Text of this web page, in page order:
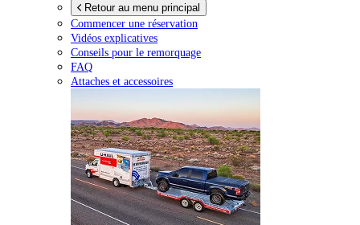
Retour au menu principal
Commencer une réservation
Vidéos explicatives
Conseils pour le remorquage
FAQ
Attaches et accessoires